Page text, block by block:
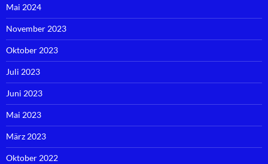
Mai 2024
November 2023
Oktober 2023
Juli 2023
Juni 2023
Mai 2023
März 2023
Oktober 2022